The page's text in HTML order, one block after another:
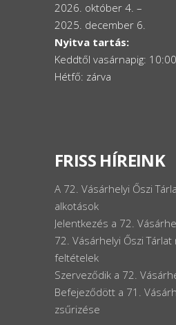
2026. október 4. –
2025. december 6.
Nyitva tartás:
Keddtől vasárnapig:
Hétfő: zárva
FRISS HÍREINK
A 72. Vásárhelyi Őszi
alkotások
Jelentkezés a 72.
72. Vásárhelyi Őszi Tárlat
feltételek
Szerveződik a 72.
Befejeződött a 71.
zsűrizése